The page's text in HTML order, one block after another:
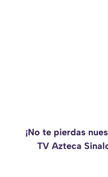
¡No te pierdas
TV Azteca